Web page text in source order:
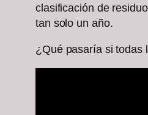
clasificación de
tan solo un año.
¿Qué pasaría si todas